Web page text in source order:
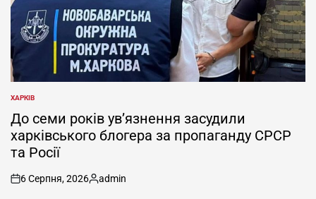
ОПУБЛІКУВАТИ
У
ХАРКІВ
До семи років ув’язнення засудили
харківського блогера за пропаганду СРСР
та Росії
on
6 Серпня, 2026
Опубліковано
admin